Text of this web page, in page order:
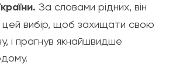
За словами рідних, він
цей вибір, щоб захищати свою
і прагнув якнайшвидше